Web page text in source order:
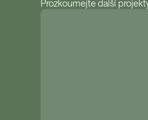
Prozkoumejte další